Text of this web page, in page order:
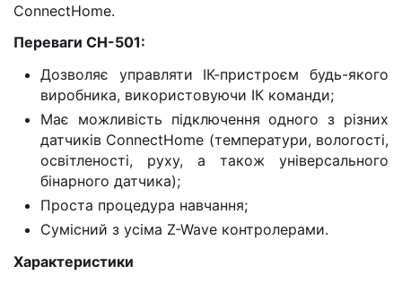
ConnectHome.
Переваги СН-501:
Дозволяє управляти ІК-пристроєм будь-якого
виробника, використовуючи ІК команди;
Має можливість підключення одного з різних
датчиків ConnectHome (температури, вологості,
освітленості, руху, а також універсального
бінарного датчика);
Проста процедура навчання;
Сумісний з усіма Z-Wave контролерами.
Xарактеристики